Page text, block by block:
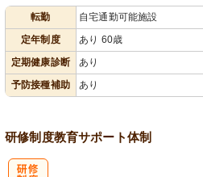
転勤
自宅通勤可能施設
定年制度
あり 60歳
定期健康診断
あり
予防接種補助
あり
研修制度教育サポート体制